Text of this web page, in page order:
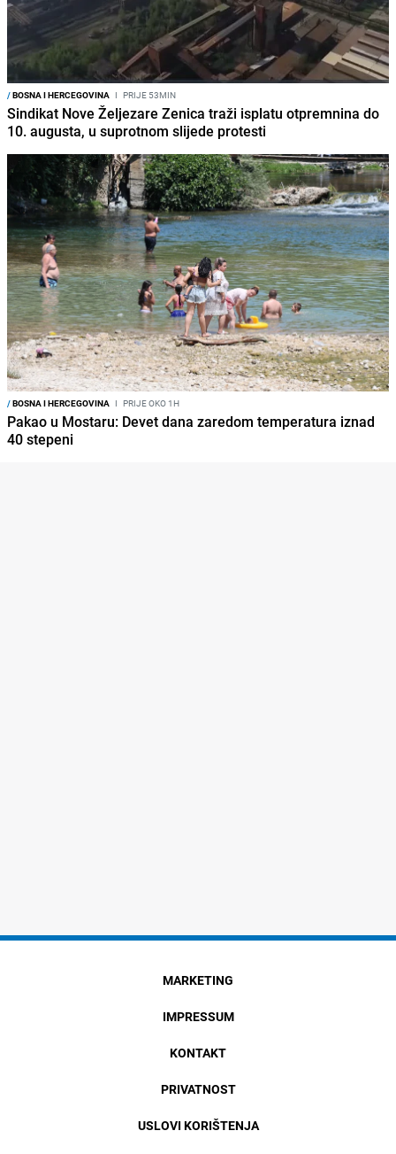
/BOSNA I HERCEGOVINA I PRIJE 53MIN
Sindikat Nove Željezare Zenica traži isplatu otpremnina do
10. augusta, u suprotnom slijede protesti
/BOSNA I HERCEGOVINA I PRIJE OKO 1H
Pakao u Mostaru: Devet dana zaredom temperatura iznad
40 stepeni
MARKETING
IMPRESSUM
KONTAKT
PRIVATNOST
USLOVI KORIŠTENJA